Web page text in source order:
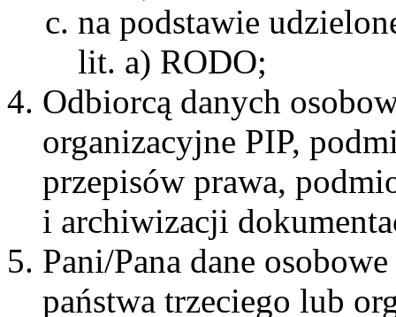
na podstawie
lit. a) RODO;
Odbiorcą danych
organizacyjne PIP,
przepisów prawa,
i archiwizacji
Pani/Pana dane
państwa trzeciego lub